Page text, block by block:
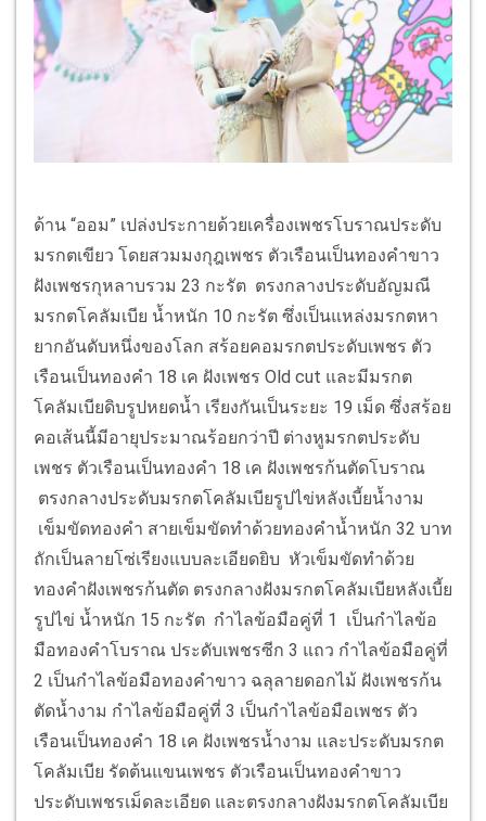
ด้าน “ออม” เปล่งประกายด้วยเครื่องเพชรโบราณประดับ
มรกตเขียว โดยสวมมงกุฎเพชร ตัวเรือนเป็นทองคำขาว
ฝังเพชรกุหลาบรวม 23 กะรัต ตรงกลางประดับอัญมณี
มรกตโคลัมเบีย น้ำหนัก 10 กะรัต ซึ่งเป็นแหล่งมรกตหา
ยากอันดับหนึ่งของโลก สร้อยคอมรกตประดับเพชร ตัว
เรือนเป็นทองคำ 18 เค ฝังเพชร Old cut และมีมรกต
โคลัมเบียดิบรูปหยดน้ำ เรียงกันเป็นระยะ 19 เม็ด ซึ่งสร้อย
คอเส้นนี้มีอายุประมาณร้อยกว่าปี ต่างหูมรกตประดับ
เพชร ตัวเรือนเป็นทองคำ 18 เค ฝังเพชรก้นตัดโบราณ
ตรงกลางประดับมรกตโคลัมเบียรูปไข่หลังเบี้ยน้ำงาม
เข็มขัดทองคำ สายเข็มขัดทำด้วยทองคำน้ำหนัก 32 บาท
ถักเป็นลายโซ่เรียงแบบละเอียดยิบ หัวเข็มขัดทำด้วย
ทองคำฝังเพชรก้นตัด ตรงกลางฝังมรกตโคลัมเบียหลังเบี้ย
รูปไข่ น้ำหนัก 15 กะรัต กำไลข้อมือคู่ที่ 1 เป็นกำไลข้อ
มือทองคำโบราณ ประดับเพชรซีก 3 แถว กำไลข้อมือคู่ที่
2 เป็นกำไลข้อมือทองคำขาว ฉลุลายดอกไม้ ฝังเพชรก้น
ตัดน้ำงาม กำไลข้อมือคู่ที่ 3 เป็นกำไลข้อมือเพชร ตัว
เรือนเป็นทองคำ 18 เค ฝังเพชรน้ำงาม และประดับมรกต
โคลัมเบีย รัดต้นแขนเพชร ตัวเรือนเป็นทองคำขาว
ประดับเพชรเม็ดละเอียด และตรงกลางฝังมรกตโคลัมเบีย